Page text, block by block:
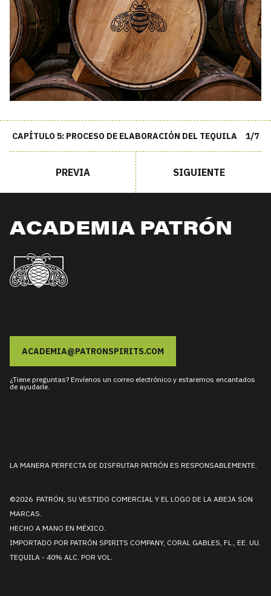
CAPÍTULO 5: PROCESO DE ELABORACIÓN DEL TEQUILA 1/7
PREVIA SIGUIENTE
ACADEMIA PATRÓN
ACADEMIA@PATRONSPIRITS.COM
¿Tiene preguntas? Envíenos un correo electrónico y estaremos encantados
de ayudarle.
LA MANERA PERFECTA DE DISFRUTAR PATRÓN ES RESPONSABLEMENTE.
©2026 PATRÓN, SU VESTIDO COMERCIAL Y EL LOGO DE LA ABEJA SON
MARCAS.
HECHO A MANO EN MÉXICO.
IMPORTADO POR PATRÓN SPIRITS COMPANY, CORAL GABLES, FL., EE. UU.
TEQUILA - 40% ALC. POR VOL.